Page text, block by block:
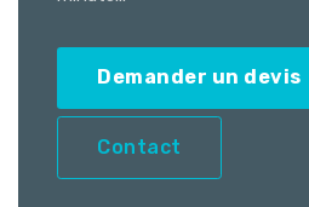
Demander un devis
Contact